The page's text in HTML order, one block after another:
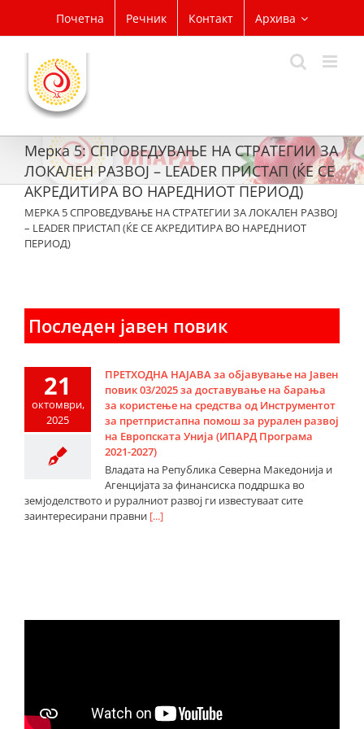
content
Почетна Речник Контакт Архива
Мерка 5: СПРОВЕДУВАЊЕ НА СТРАТЕГИИ ЗА
ЛОКАЛЕН РАЗВОЈ – LEADER ПРИСТАП (ЌЕ СЕ
АКРЕДИТИРА ВО НАРЕДНИОТ ПЕРИОД)
МЕРКА 5 СПРОВЕДУВАЊЕ НА СТРАТЕГИИ ЗА ЛОКАЛЕН РАЗВОЈ
– LEADER ПРИСТАП (ЌЕ СЕ АКРЕДИТИРА ВО НАРЕДНИОТ
ПЕРИОД)
Последен јавен повик
21
октомври,
2025
ПРЕТХОДНА НАЈАВА за објавување на Јавен
повик 03/2025 за доставување на барања
за користење на средства од Инструментот
за претпристапна помош за рурален развој
на Европската Унија (ИПАРД Програма
2021-2027)
Владата на Република Северна Македонија и
Агенцијата за финансиска поддршка во
земјоделството и руралниот развој ги известуваат сите
заинтересирани правни [...]